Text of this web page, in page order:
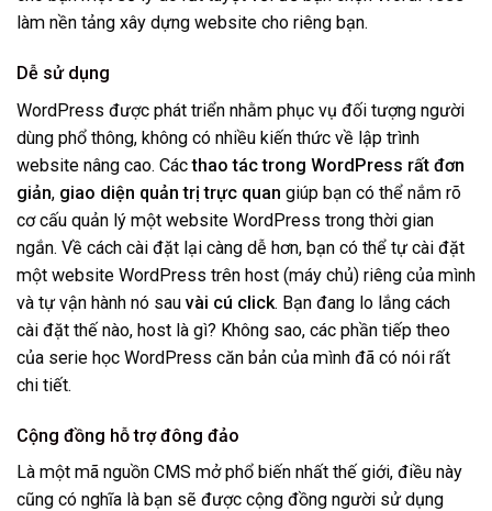
làm nền tảng xây dựng website cho riêng bạn.
Dễ sử dụng
WordPress được phát triển nhằm phục vụ đối tượng người
dùng phổ thông, không có nhiều kiến thức về lập trình
website nâng cao. Cácthao tác trong WordPress rất đơn
giản, giao diện quản trị trực quan giúp bạn có thể nắm rõ
cơ cấu quản lý một website WordPress trong thời gian
ngắn. Về cách cài đặt lại càng dễ hơn, bạn có thể tự cài đặt
một website WordPress trên host (máy chủ) riêng của mình
và tự vận hành nó sau vài cú click. Bạn đang lo lắng cách
cài đặt thế nào, host là gì? Không sao, các phần tiếp theo
của serie học WordPress căn bản của mình đã có nói rất
chi tiết.
Cộng đồng hỗ trợ đông đảo
Là một mã nguồn CMS mở phổ biến nhất thế giới, điều này
cũng có nghĩa là bạn sẽ được cộng đồng người sử dụng